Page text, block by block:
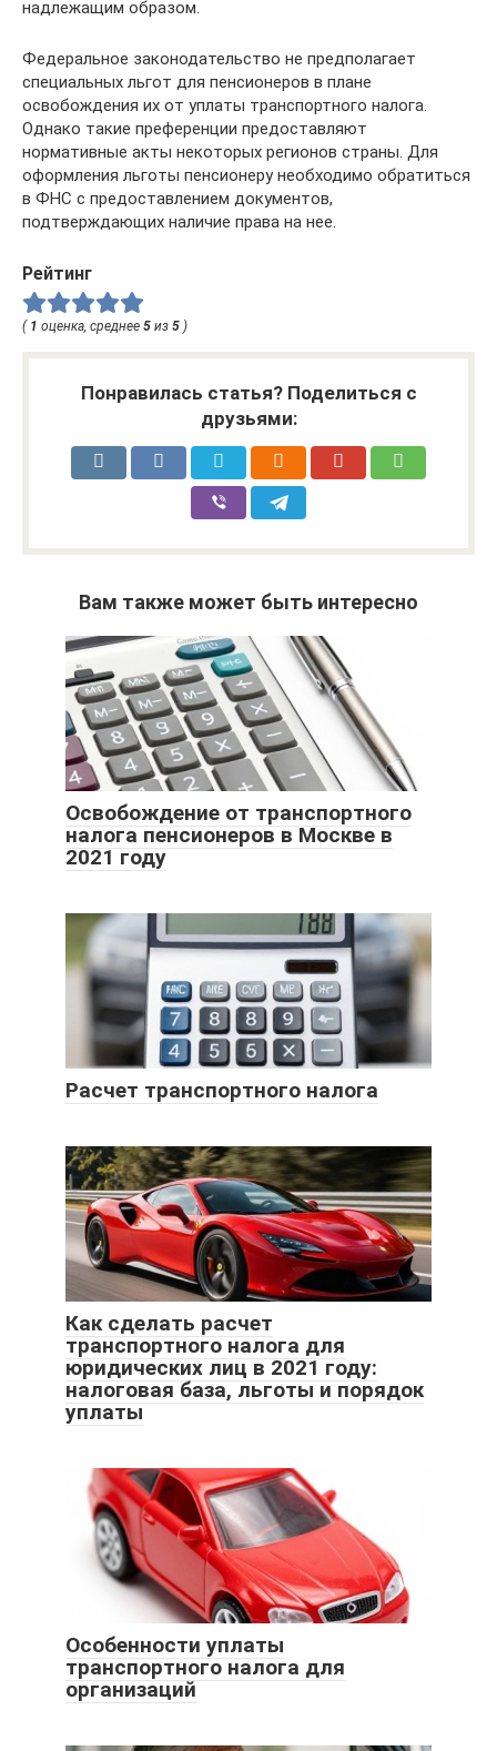
надлежащим образом.
Федеральное законодательство не предполагает
специальных льгот для пенсионеров в плане
освобождения их от уплаты транспортного налога.
Однако такие преференции предоставляют
нормативные акты некоторых регионов страны. Для
оформления льготы пенсионеру необходимо обратиться
в ФНС с предоставлением документов,
подтверждающих наличие права на нее.
Рейтинг
( 1 оценка, среднее 5 из 5 )
Понравилась статья? Поделиться с
друзьями:
Вам также может быть интересно
Освобождение от транспортного
налога пенсионеров в Москве в
2021 году
Расчет транспортного налога
Как сделать расчет
транспортного налога для
юридических лиц в 2021 году:
налоговая база, льготы и порядок
уплаты
Особенности уплаты
транспортного налога для
организаций